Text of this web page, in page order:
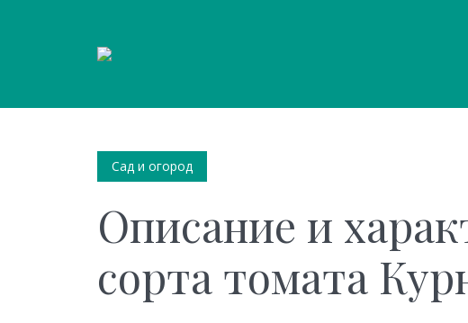
Сад и огород
Описание и
сорта томата